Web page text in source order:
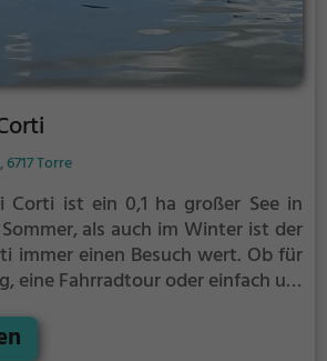
Torre
Corti ist ein 0,1 ha großer See in
als auch im Winter ist der
immer einen Besuch wert. Ob für
eine Fahrradtour oder einfach um
für Freizeitaktivitäten.